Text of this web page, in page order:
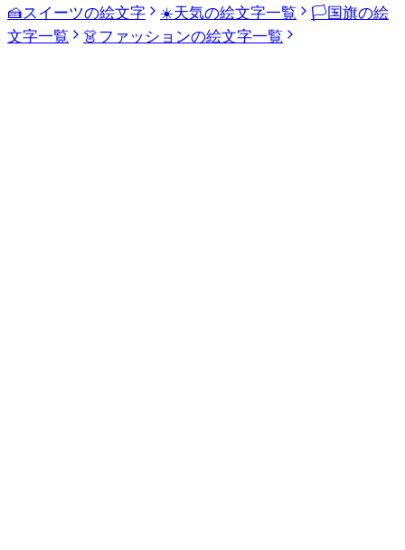
🍰スイーツの絵文字 ☀️天気の絵文字一覧 🏳️国旗の絵
文字一覧
👗ファッションの絵文字一覧